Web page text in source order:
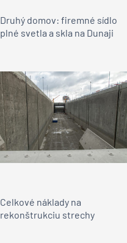
Druhý domov: firemné sídlo
plné svetla a skla na Dunaji
Celkové náklady na
rekonštrukciu strechy